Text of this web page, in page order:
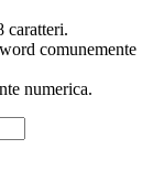
caratteri.
comunemente
numerica.